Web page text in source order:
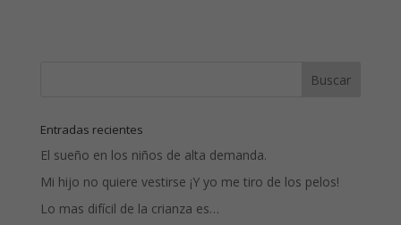
Entradas recientes
El sueño en los niños de alta demanda.
Mi hijo no quiere vestirse ¡Y yo me tiro de los pelos!
Lo mas difícil de la crianza es…